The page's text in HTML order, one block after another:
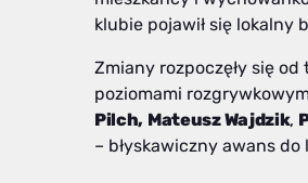
klubie pojawił się lokalny
Zmiany rozpoczęły się
poziomami
Pilch, Mateusz Wajdzik,
– błyskawiczny awans do